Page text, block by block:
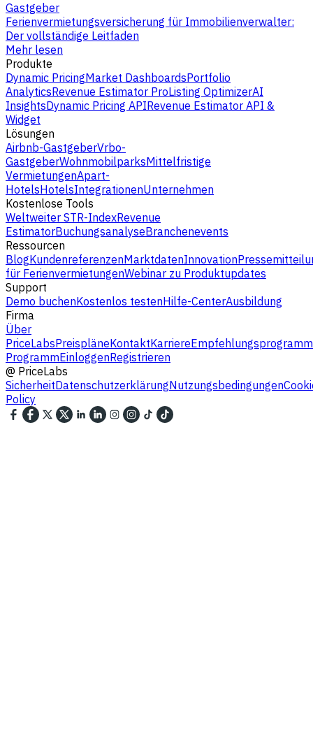
Gastgeber
Ferienvermietungsversicherung für Immobilienverwalter:
Der vollständige Leitfaden
Mehr lesen
Produkte
Dynamic PricingMarket DashboardsPortfolio
AnalyticsRevenue Estimator ProListing OptimizerAI
InsightsDynamic Pricing APIRevenue Estimator API &
Widget
Lösungen
Airbnb-GastgeberVrbo-
GastgeberWohnmobilparksMittelfristige
VermietungenApart-
HotelsHotelsIntegrationenUnternehmen
Kostenlose Tools
Weltweiter STR-IndexRevenue
EstimatorBuchungsanalyseBranchenevents
Ressourcen
BlogKundenreferenzenMarktdatenInnovation
für FerienvermietungenWebinar zu Produktupdates
Support
Demo buchenKostenlos testenHilfe-CenterAusbildung
Firma
Über
PriceLabsPreispläneKontaktKarriereEmpfehlungsprogramm
ProgrammEinloggenRegistrieren
@ PriceLabs
SicherheitDatenschutzerklärungNutzungsbedingungen
Policy